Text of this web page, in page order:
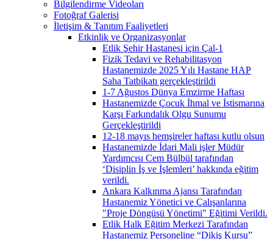
Bilgilendirme Videoları
Fotoğraf Galerisi
İletişim & Tanıtım Faaliyetleri
Etkinlik ve Organizasyonlar
Etlik Şehir Hastanesi için Çal-1
Fizik Tedavi ve Rehabilitasyon
Hastanemizde 2025 Yılı Hastane HAP
Saha Tatbikatı gerçekleştirildi
1-7 Ağustos Dünya Emzirme Haftası
Hastanemizde Çocuk İhmal ve İstismarına
Karşı Farkındalık Olgu Sunumu
Gerçekleştirildi
12-18 mayıs hemşireler haftası kutlu olsun
Hastanemizde İdari Mali işler Müdür
Yardımcısı Cem Bülbül tarafından
‘Disiplin İş ve İşlemleri’ hakkında eğitim
verildi.
Ankara Kalkınma Ajansı Tarafından
Hastanemiz Yönetici ve Çalışanlarına
"Proje Döngüsü Yönetimi" Eğitimi Verildi.
Etlik Halk Eğitim Merkezi Tarafından
Hastanemiz Personeline “Dikiş Kursu”